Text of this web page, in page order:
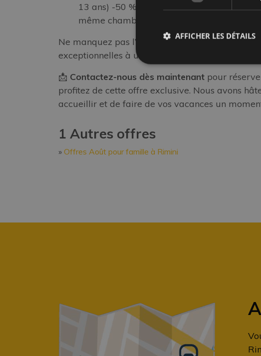
13 ans) -50 % pour chaque enfant s’ils
même chambre que les parents.
Ne manquez pas l’occasion de vivre des vacances
exceptionnelles à un prix imbattable en
📩 Contactez-nous dès maintenant pour
profitez de cette offre exclusive. Nous avons
accueillir et de faire de vos vacances un
1 Autres offres
Offres Août pour famille à Rimini
AFFICHER LES DÉTAILS